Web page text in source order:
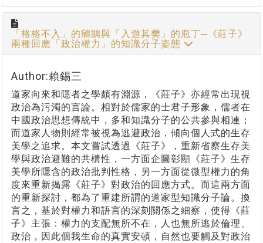
「格格不入」的鵷鶵與「入遊其樊」的庖丁─《莊子》
兩種回應「政治權力」的知識分子姿態
Author:賴錫三
道家向來和隱者之學頗有淵源，《莊子》亦經常出現視
政治為污濁的言論。相對於儒家的士君子形象，儒者在
中國政治思想傳統中，多和知識分子的公共參與相連；
而道家人物則經常被視為逃避政治，傾向個人式的生存
美學之追求。本文嘗試透過《莊子》，重新省察生存美
學與政治避難的共構性，一方面企圖彰顯《莊子》生存
美學所隱含的政治批判性格，另一方面從微型權力的角
度來重新揭露《莊子》對政治的回應方式。而這兩方面
的重新探討，都為了重建所謂的道家型知識分子論。換
言之，基於對權力和語言的深刻關係之細察，使得《莊
子》主張：權力的支配無所不在，人也無所逃於倫理、
政治，因此個我生命的真實安頓，自然也要觸及對政治